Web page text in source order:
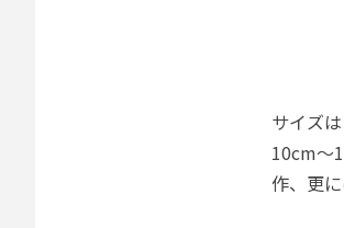
サイズ
10cm～
作、更